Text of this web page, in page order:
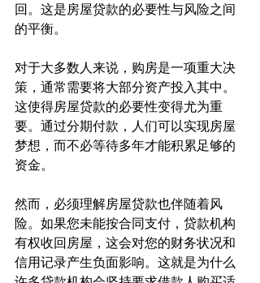
回。这是房屋贷款的必要性与风险之间
的平衡。
对于大多数人来说，购房是一项重大决
策，通常需要将大部分资产投入其中。
这使得房屋贷款的必要性变得尤为重
要。通过分期付款，人们可以实现房屋
梦想，而不必等待多年才能积累足够的
资金。
然而，必须理解房屋贷款也伴随着风
险。如果您未能按合同支付，贷款机构
有权收回房屋，这会对您的财务状况和
信用记录产生负面影响。这就是为什么